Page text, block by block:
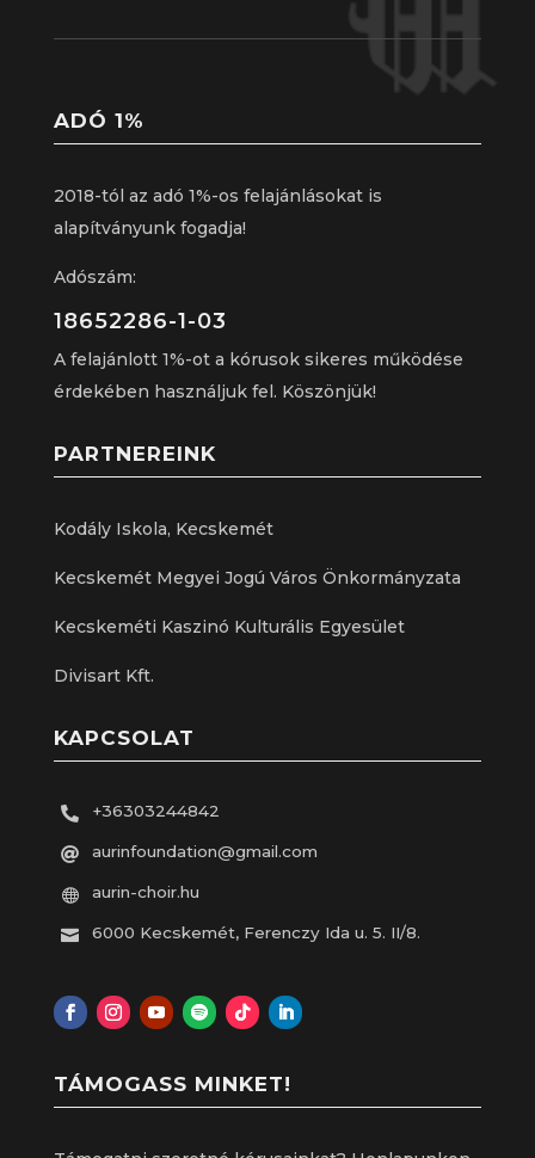
ADÓ 1%
2018-tól az adó 1%-os felajánlásokat is
alapítványunk fogadja!
Adószám:
18652286-1-03
A felajánlott 1%-ot a kórusok sikeres működése
érdekében használjuk fel. Köszönjük!
PARTNEREINK
Kodály Iskola, Kecskemét
Kecskemét Megyei Jogú Város Önkormányzata
Kecskeméti Kaszinó Kulturális Egyesület
Divisart Kft.
KAPCSOLAT
 +36303244842
 aurinfoundation@gmail.com
 aurin-choir.hu
 6000 Kecskemét, Ferenczy Ida u. 5. II/8.
TÁMOGASS MINKET!